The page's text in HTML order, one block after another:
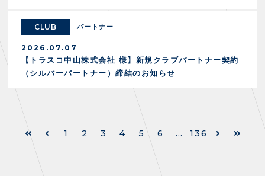
CLUB パートナー
2026.07.07
【トラスコ中山株式会社 様】新規クラブパートナー契約
（シルバーパートナー）締結のお知らせ
1 2 3 4 5 6 … 136